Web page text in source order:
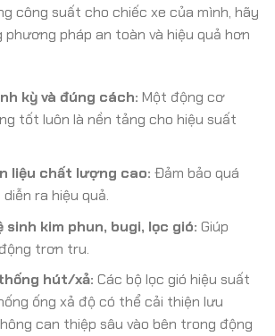
công suất cho chiếc xe của mình, hãy
pháp an toàn và hiệu quả hơn
kỳ và đúng cách: Một động cơ
tốt luôn là nền tảng cho hiệu suất
liệu chất lượng cao: Đảm bảo quá
ra hiệu quả.
sinh kim phun, bugi, lọc gió: Giúp
trơn tru.
hút/xả: Các bộ lọc gió hiệu suất
ống xả độ có thể cải thiện lưu
can thiệp sâu vào bên trong động